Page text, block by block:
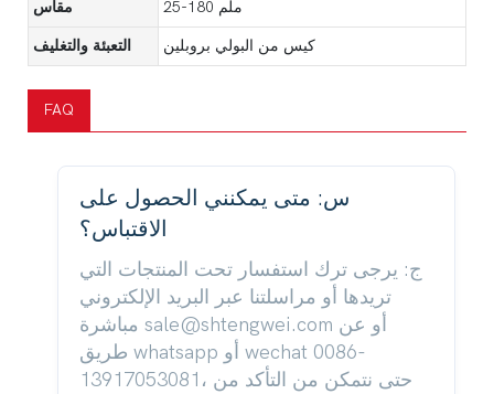
مقاس 25-180 ملم
التعبئة والتغليف كيس من البولي بروبلين
FAQ
س: متى يمكنني الحصول على
الاقتباس؟
ج: يرجى ترك استفسار تحت المنتجات التي
تريدها أو مراسلتنا عبر البريد الإلكتروني
مباشرة sale@shtengwei.com أو عن
طريق whatsapp أو wechat 0086-
13917053081، حتى نتمكن من التأكد من